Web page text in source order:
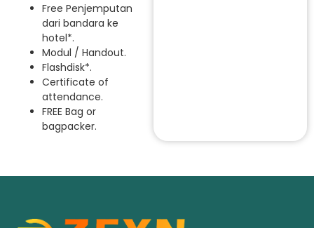
Free Penjemputan
dari bandara ke
hotel*.
Modul / Handout.
Flashdisk*.
Certificate of
attendance.
FREE Bag or
bagpacker.